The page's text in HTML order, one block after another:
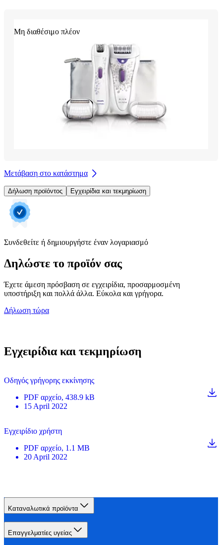
Μη διαθέσιμο πλέον
Μετάβαση στο κατάστημα
Δήλωση προϊόντος Εγχειρίδια και τεκμηρίωση
Συνδεθείτε ή δημιουργήστε έναν λογαριασμό
Δηλώστε το προϊόν σας
Έχετε άμεση πρόσβαση σε εγχειρίδια, προσαρμοσμένη
υποστήριξη και πολλά άλλα. Εύκολα και γρήγορα.
Δήλωση τώρα
Εγχειρίδια και τεκμηρίωση
Οδηγός γρήγορης εκκίνησης
PDF αρχείο, 438.9 kB
15 April 2022
Εγχειρίδιο χρήστη
PDF αρχείο, 1.1 MB
20 April 2022
Καταναλωτικά προϊόντα
Επαγγελματίες υγείας